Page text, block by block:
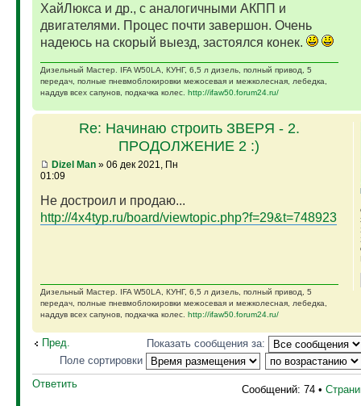
ХайЛюкса и др., с аналогичными АКПП и
двигателями. Процес почти завершон. Очень
надеюсь на скорый выезд, застоялся конек.
Дизельный Мастер. IFA W50LA, КУНГ, 6,5 л дизель, полный привод, 5
передач, полные пневмоблокировки межосевая и межколесная, лебедка,
наддув всех сапунов, подкачка колес. http://ifaw50.forum24.ru/
Re: Начинаю строить ЗВЕРЯ - 2.
ПРОДОЛЖЕНИЕ 2 :)
Dizel Man» 06 дек 2021, Пн
01:09
Не достроил и продаю...
http://4x4typ.ru/board/viewtopic.php?f=29&t=748923
Дизельный Мастер. IFA W50LA, КУНГ, 6,5 л дизель, полный привод, 5
передач, полные пневмоблокировки межосевая и межколесная, лебедка,
наддув всех сапунов, подкачка колес. http://ifaw50.forum24.ru/
Пред.
Показать сообщения за:
Поле сортировки
Ответить
Сообщений: 74 •